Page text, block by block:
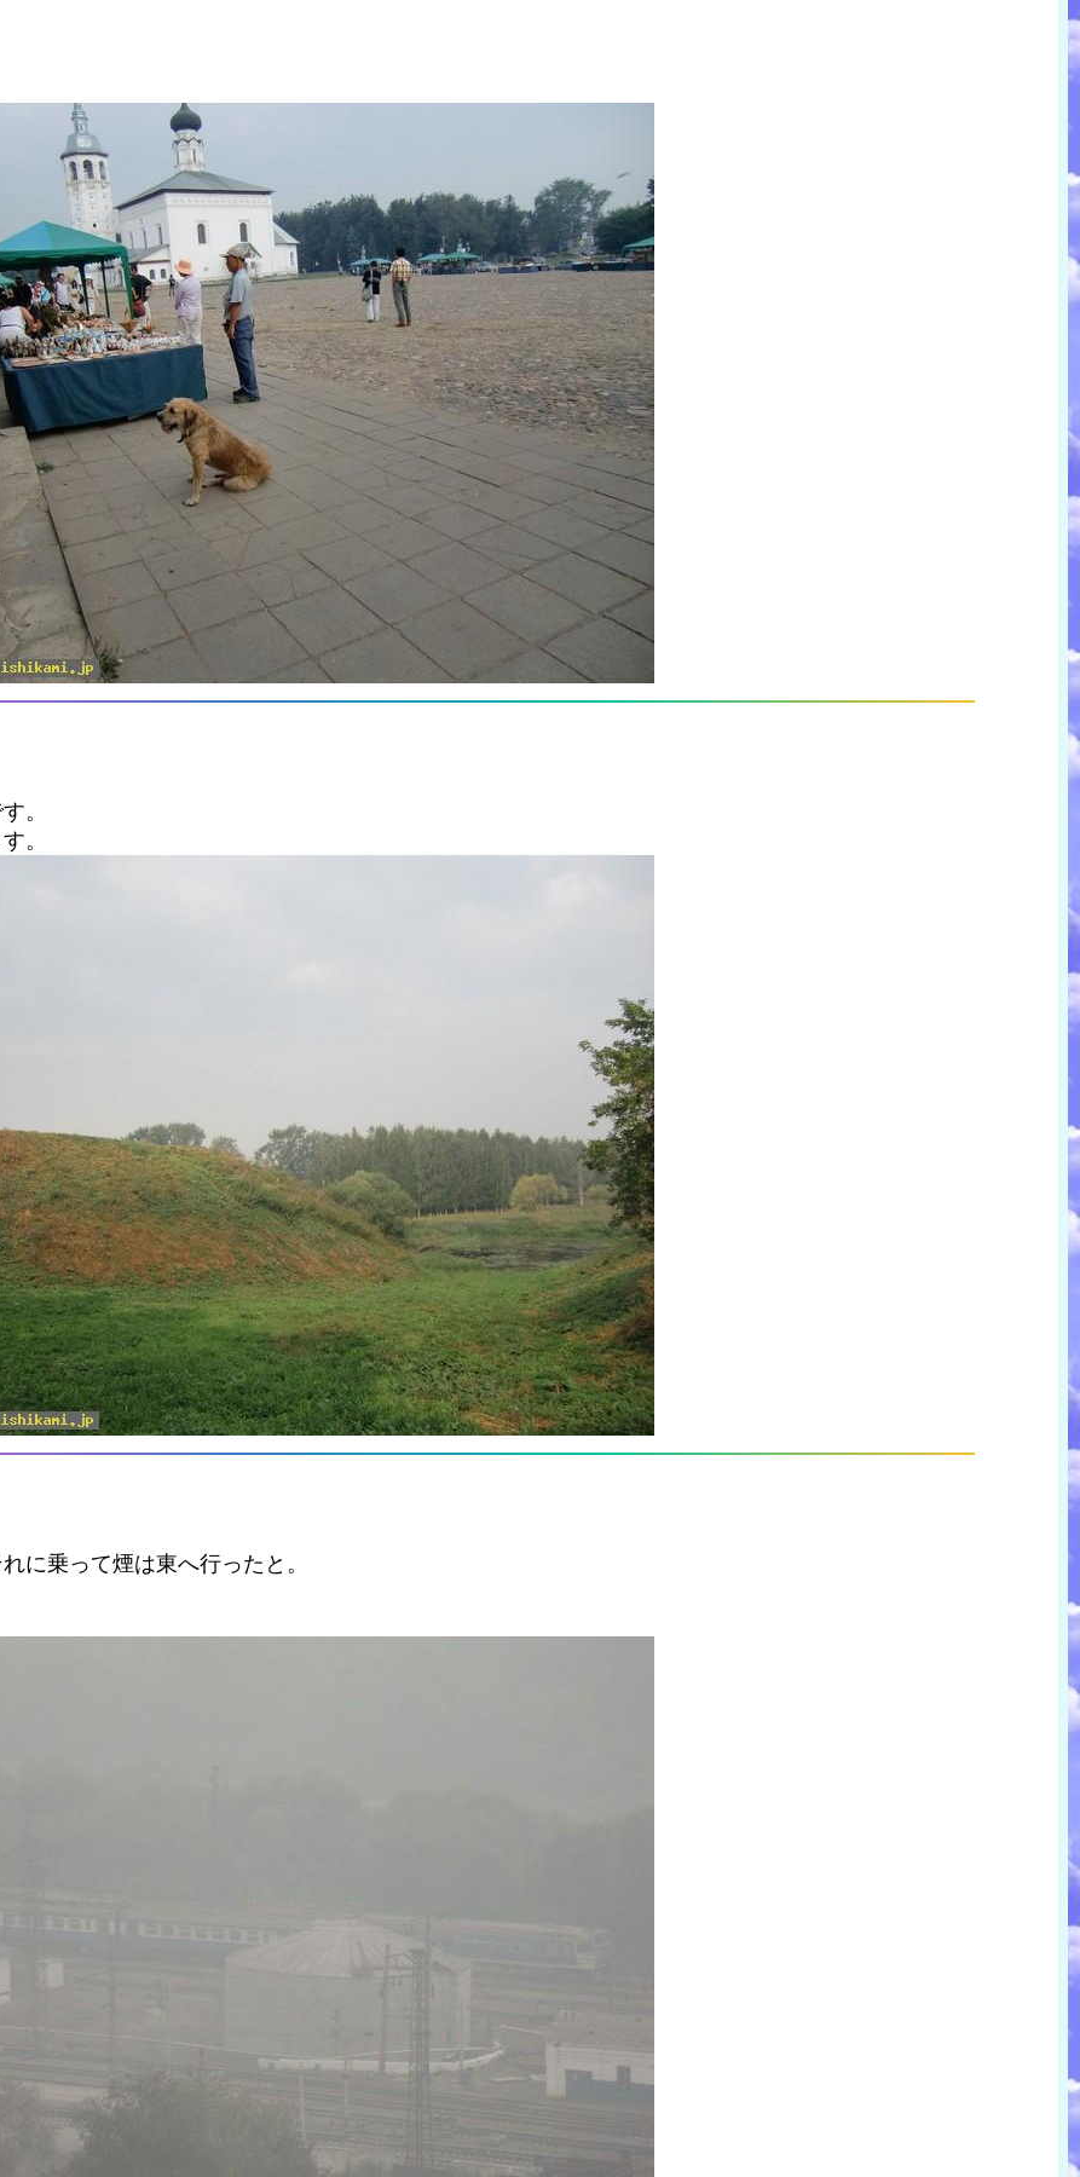
。
。
に乗って煙は東へ行ったと。